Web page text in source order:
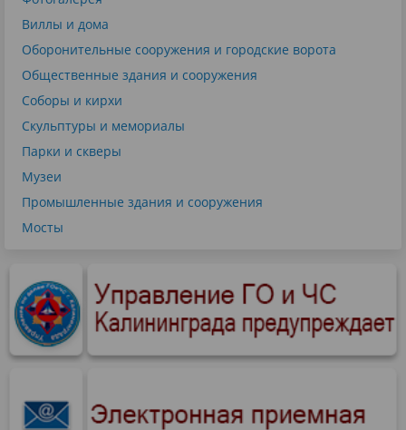
Виллы и дома
Оборонительные сооружения и городские ворота
Общественные здания и сооружения
Соборы и кирхи
Скульптуры и мемориалы
Парки и скверы
Музеи
Промышленные здания и сооружения
Мосты